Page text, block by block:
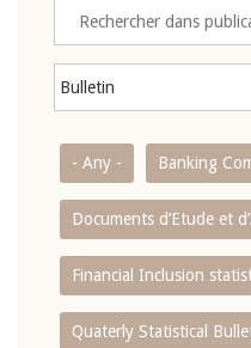
- Any - Banking
Documents d’Etude et
Financial Inclusion
Quaterly Statistical